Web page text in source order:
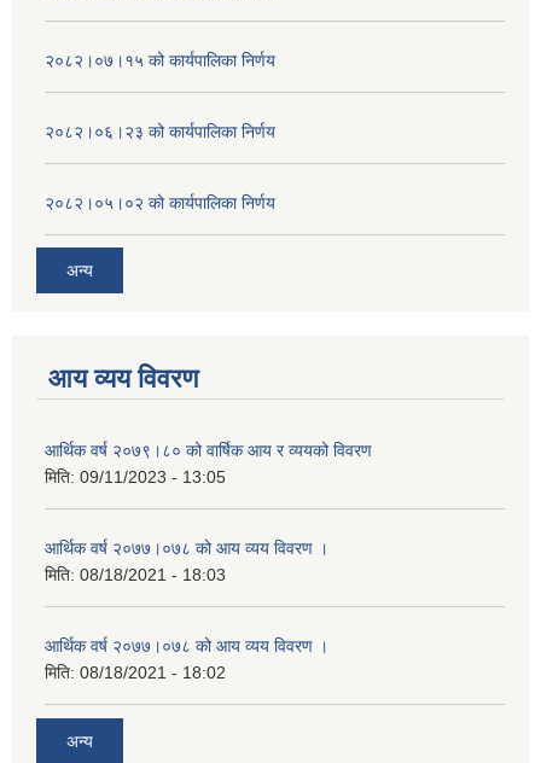
२०८२।०७।१५ को कार्यपालिका निर्णय
२०८२।०६।२३ को कार्यपालिका निर्णय
२०८२।०५।०२ को कार्यपालिका निर्णय
अन्य
आय व्यय विवरण
आर्थिक वर्ष २०७९।८० को वार्षिक आय र व्ययको विवरण
मिति: 09/11/2023 - 13:05
आर्थिक वर्ष २०७७।०७८ को आय व्यय विवरण ।
मिति: 08/18/2021 - 18:03
आर्थिक वर्ष २०७७।०७८ को आय व्यय विवरण ।
मिति: 08/18/2021 - 18:02
अन्य